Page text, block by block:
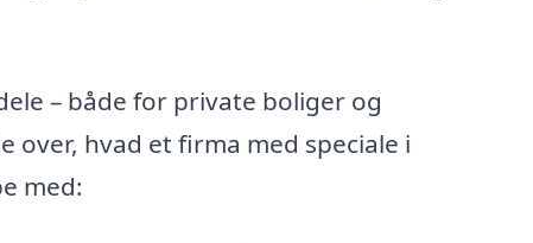
– både for private boliger og
over, hvad et firma med speciale i
med: